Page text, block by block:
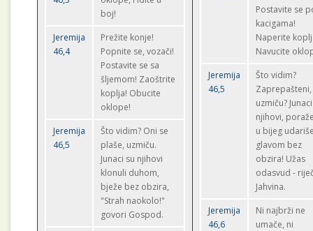
boj!
Jeremija
46,4
Prežite konje!
Popnite se, vozači!
Postavite se sa
šljemom! Zaoštrite
koplja! Obucite
oklope!
Jeremija
46,5
Što vidim? Oni se
plaše, uzmiču.
Junaci su njihovi
klonuli duhom,
bježe bez obzira,
"Strah naokolo!"
govori Gospod.
Postavite se
kacigama!
Naperite
Navucite
Jeremija
46,5
Što vidim?
Zaprepašteni,
uzmiču? Junaci
njihovi,
u bijeg
glavom bez
obzira! Užas
odasvud -
Jahvina.
Jeremija
46,6
Ni najbrži ne
umače, ni